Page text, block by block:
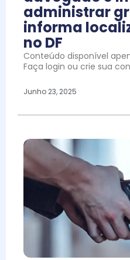
administrar
informa
no DF
Conteúdo disponível
Faça login ou crie sua
Junho 23, 2025